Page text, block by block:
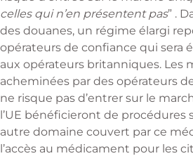
celles qui n’en présentent pas” .
des douanes, un régime élargi
opérateurs de confiance qui sera
aux opérateurs britanniques. Les
acheminées par des opérateurs
ne risque pas d’entrer sur le
l’UE bénéficieront de procédures
autre domaine couvert par ce
l’accès au médicament pour les